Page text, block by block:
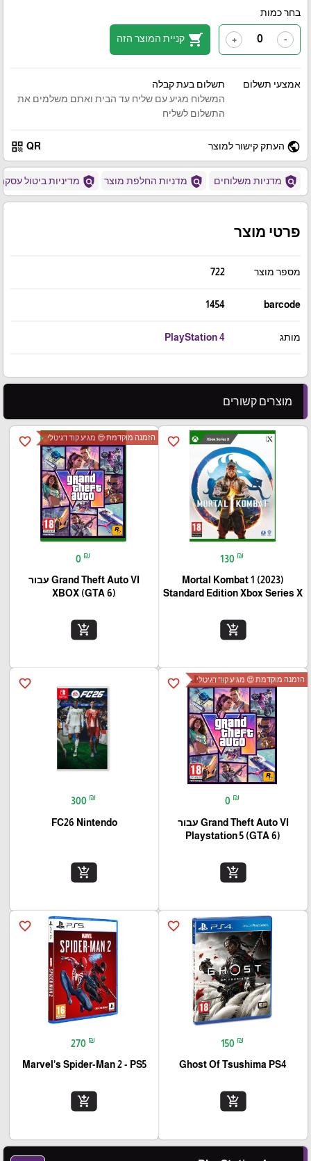
בחר כמות
-
+
shopping_cart קניית המוצר הזה
אמצעי תשלום
תשלום בעת קבלה
המשלוח מגיע עם שליח עד הבית ואתם משלמים את
התשלום לשליח
public העתק קישור למוצר QR
qr_code
policy מדניות משלוחים policy מדניות החלפת מוצר policy מדיניות ביטול
פרטי מוצר
מספר מוצר 722
barcode
1454
מותג PlayStation 4
מוצרים קשורים
favorite_border
130 ₪
Mortal Kombat 1 (2023)
Standard Edition Xbox Series X
add_shopping_cart
favorite_border הזמנה מוקדמת 😍 מגיע קוד דגיטלי
0 ₪
Grand Theft Auto VI עבור
(XBOX (GTA 6
add_shopping_cart
favorite_border הזמנה מוקדמת 😍 מגיע קוד דגיטלי
0 ₪
Grand Theft Auto VI עבור
(Playstation 5 (GTA 6
add_shopping_cart
favorite_border
300 ₪
FC26 Nintendo
add_shopping_cart
favorite_border
150 ₪
Ghost Of Tsushima PS4
add_shopping_cart
favorite_border
270 ₪
Marvel’s Spider-Man 2 - PS5
add_shopping_cart